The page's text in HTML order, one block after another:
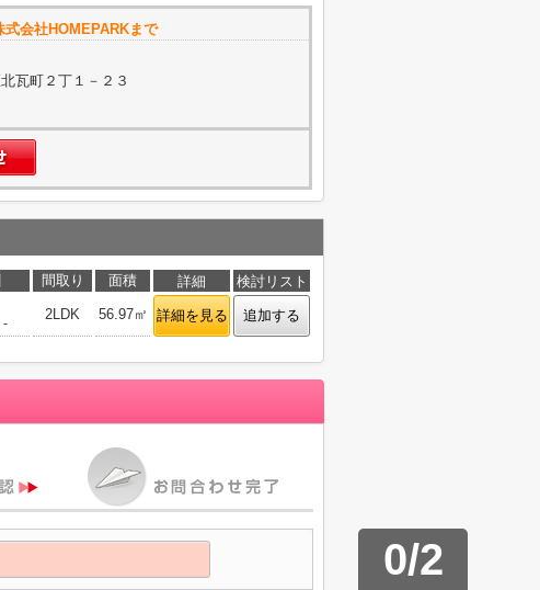
式会社HOMEPARKまで
瓦町２丁１－２３
間取り 面積 詳細
検討リスト
-
2LDK 56.97㎡ 詳細を見る 追加する
0/2